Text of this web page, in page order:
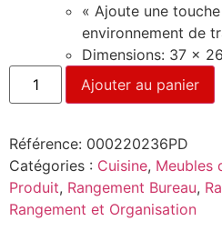
« Ajoute une
environnement de
Dimensions: 37 x
Ajouter au panier
Référence: 000220236PD
Catégories : Cuisine, Meubles
Produit, Rangement Bureau,
Rangement et Organisation